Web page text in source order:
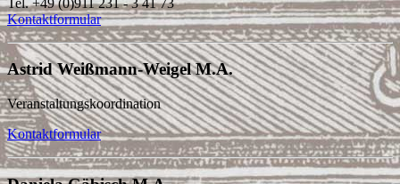
Kontaktformular
Astrid Weißmann-Weigel M.A.
Veranstaltungskoordination
Kontaktformular